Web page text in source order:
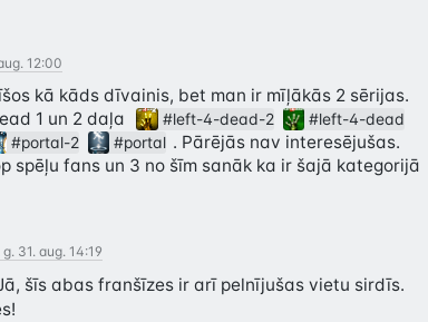
12:00
kā kāds dīvainis, bet man ir mīļākās 2 sērijas.
1 un 2 daļa
#left-4-dead-2 #left-4-dead
#portal-2 #portal . Pārējās nav interesējušas.
spēļu fans un 3 no šīm sanāk ka ir šajā kategorijā
31. aug. 14:19
šīs abas franšīzes ir arī pelnījušas vietu sirdīs.